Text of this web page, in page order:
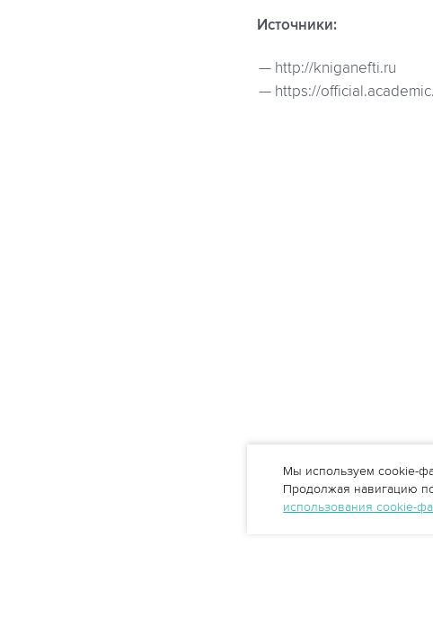
Источники:
http://kniganefti.ru
https://
Мы используем cookie-
Продолжая навигацию
использования cookie-